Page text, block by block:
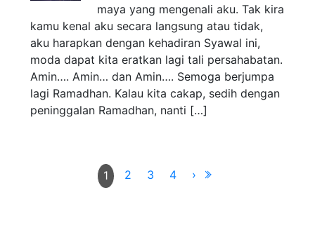
maya yang mengenali aku. Tak kira
kamu kenal aku secara langsung atau tidak,
aku harapkan dengan kehadiran Syawal ini,
moda dapat kita eratkan lagi tali persahabatan.
Amin…. Amin… dan Amin…. Semoga berjumpa
lagi Ramadhan. Kalau kita cakap, sedih dengan
peninggalan Ramadhan, nanti […]
1 2 3 4 ›